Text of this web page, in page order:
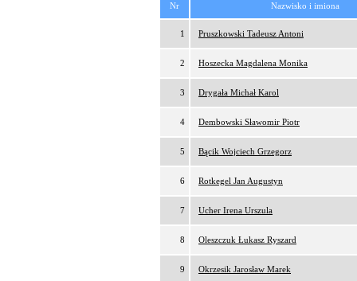
Nr Nazwisko i imiona
1 Pruszkowski Tadeusz Antoni
2 Hoszecka Magdalena Monika
3 Drygała Michał Karol
4 Dembowski Sławomir Piotr
5 Bącik Wojciech Grzegorz
6 Rotkegel Jan Augustyn
7 Ucher Irena Urszula
8 Oleszczuk Łukasz Ryszard
9 Okrzesik Jarosław Marek